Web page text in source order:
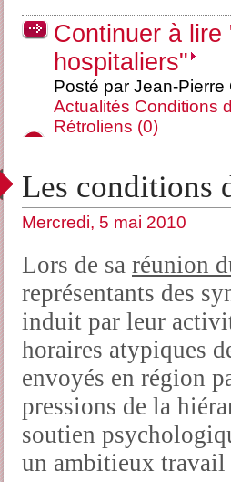
Continuer à
hospitaliers"
Posté par Jean-
Actualités Conditions
Rétroliens (0)
Les conditions
Mercredi, 5 mai 2010
Lors de sa réunion
représentants des
induit par leur
horaires atypiques
envoyés en région
pressions de la
soutien
un ambitieux travail